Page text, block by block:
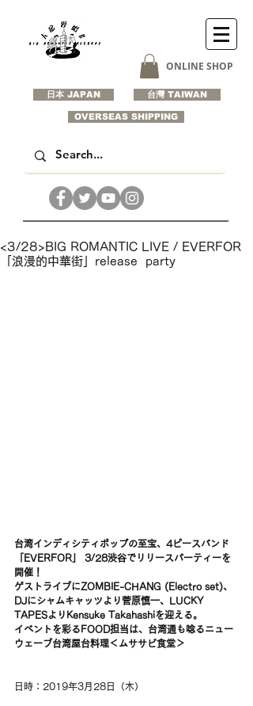
日本 JAPAN
ONLINE SHOP
台灣 TAIWAN
OVERSEAS SHIPPING
<3/28>BIG ROMANTIC LIVE / EVERFOR
「浪漫的中華街」release party
台湾インディシティポップの至宝、4ピースバンド
「EVERFOR」 3/28渋谷でリリースパーティーを
開催！
ゲストライブにZOMBIE-CHANG (Electro set)、
DJにシャムキャッツより菅原慎一、LUCKY
TAPESよりKensuke Takahashiを迎える。
イベントを彩るFOOD担当は、台湾通も唸るニュー
ウェーブ台湾屋台料理＜ムササビ食堂＞
日時：2019年3月28日（木）